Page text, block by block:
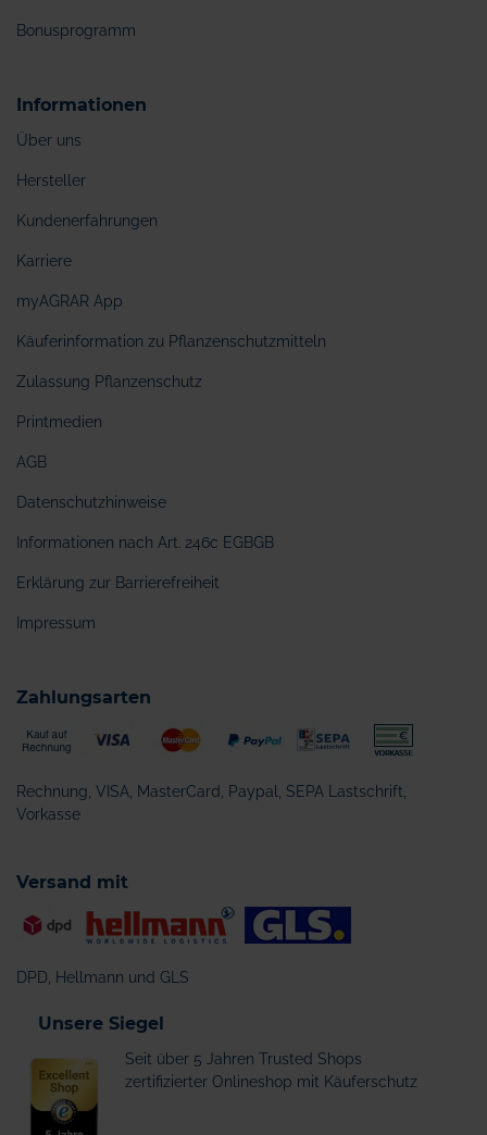
Bonusprogramm
Informationen
Über uns
Hersteller
Kundenerfahrungen
Karriere
myAGRAR App
Käuferinformation zu Pflanzenschutzmitteln
Zulassung Pflanzenschutz
Printmedien
AGB
Datenschutzhinweise
Informationen nach Art. 246c EGBGB
Erklärung zur Barrierefreiheit
Impressum
Zahlungsarten
Rechnung, VISA, MasterCard, Paypal, SEPA Lastschrift,
Vorkasse
Versand mit
DPD, Hellmann und GLS
Unsere Siegel
Seit über 5 Jahren Trusted Shops
zertifizierter Onlineshop mit Käuferschutz